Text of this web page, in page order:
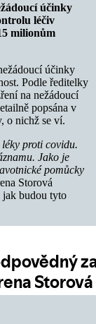
účinky
léčiv
milionům
účinky
Podle ředitelky
na nežádoucí
popsána v
o nichž se ví.
léky proti covidu.
Jako je
pomůcky
Storová
jak budou tyto